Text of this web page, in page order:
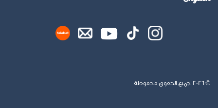
© 2026 جميع الحقوق محفوظة